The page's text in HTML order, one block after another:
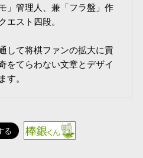
」管理人、兼「フラ盤」作
エスト四段。
して将棋ファンの拡大に貢
をてらわない文章とデザイ
す。